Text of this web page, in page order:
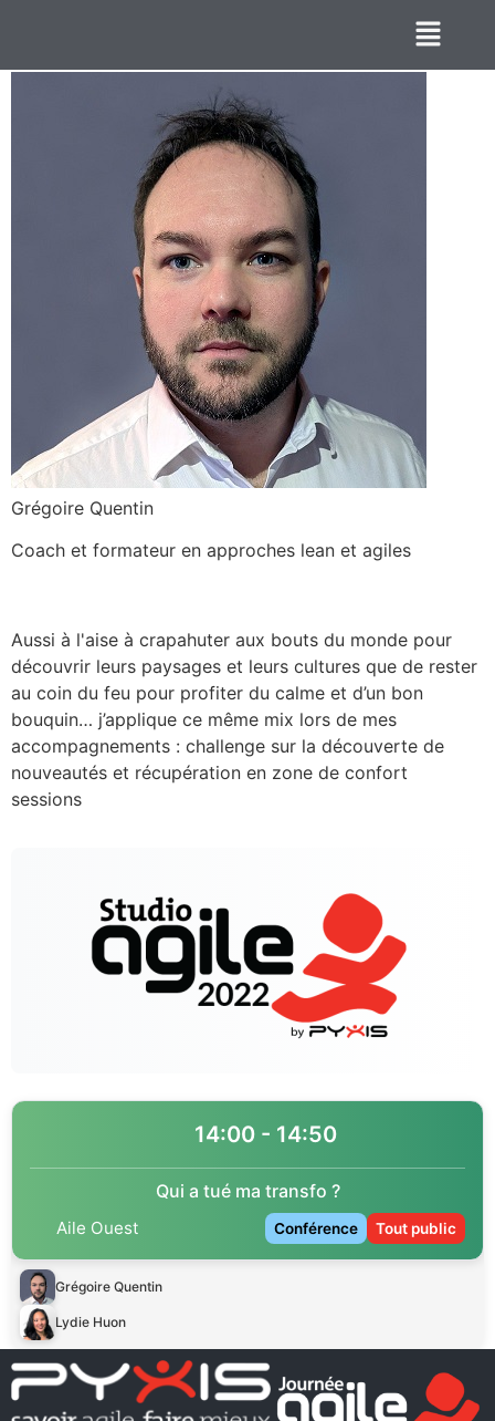
Grégoire Quentin
Coach et formateur en approches lean et agiles
Aussi à l'aise à crapahuter aux bouts du monde pour
découvrir leurs paysages et leurs cultures que de rester
au coin du feu pour profiter du calme et d’un bon
bouquin… j’applique ce même mix lors de mes
accompagnements : challenge sur la découverte de
nouveautés et récupération en zone de confort
sessions
14:00 - 14:50
Qui a tué ma transfo ?
Aile Ouest Conférence Tout public
Grégoire Quentin
Lydie Huon